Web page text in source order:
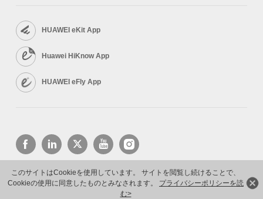
このサイトはCookieを使用しています。 サイトを閲覧し続けることで、
Cookieの使用に同意したものとみなされます。 プライバシーポリシーを読
む>
HUAWEI eKit App
Huawei HiKnow App
HUAWEI eFly App
Copyright © 2026 Huawei Technologies Co., Ltd. All rights reserved.
プライバシーポリシー